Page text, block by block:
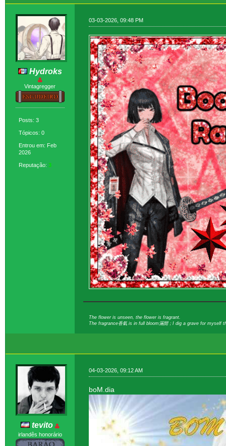
Hydroks
Vintagregger
Posts: 3
Tópicos: 0
Entrou em: Feb
2026
Reputação: 3
03-03-2026, 09:48 PM
The flower is unseen, the flower is fragrant.
The fragrance香氣 is in full bloom滿開；I dig a grave for myself
tevito
irlandês honorário
04-03-2026, 09:12 AM
boM.dia